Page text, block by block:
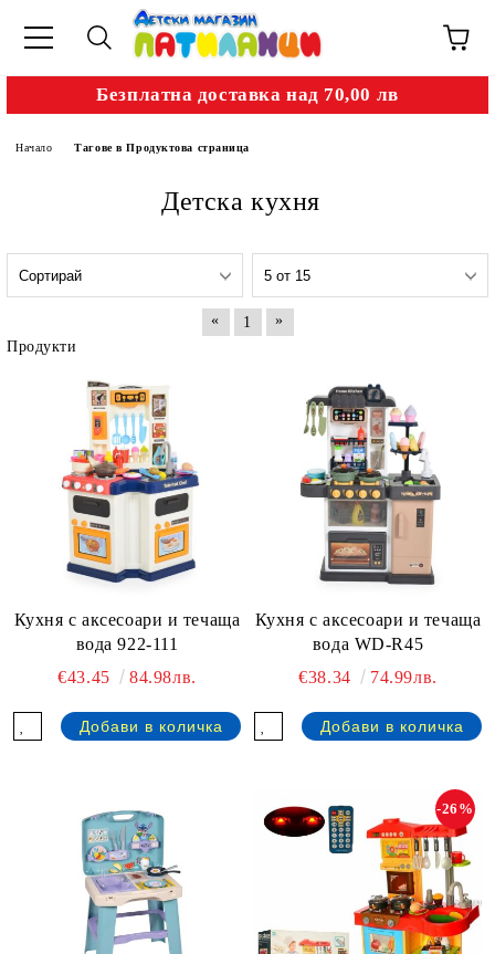
Безплатна доставка над 70,00 лв
Начало Тагове в Продуктова страница
Детска кухня
« 1
»
Продукти
Кухня с аксесоари и течаща
вода 922-111
€43.45
84.98лв.
Кухня с аксесоари и течаща
вода WD-R45
€38.34
74.99лв.
-26%